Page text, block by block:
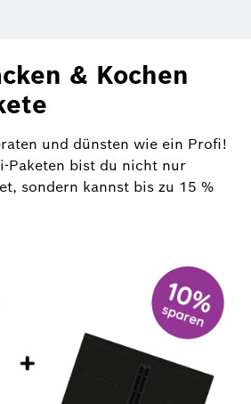
& Kochen
und dünsten wie ein Profi!
Paketen bist du nicht nur
sondern kannst bis zu 15 %